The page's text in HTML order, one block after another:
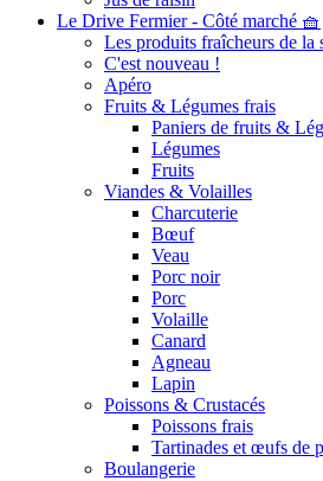
Le Drive Fermier - Côté marché 🧺
Les produits fraîcheurs de la
C'est nouveau !
Apéro
Fruits & Légumes frais
Paniers de fruits &
Légumes
Fruits
Viandes & Volailles
Charcuterie
Bœuf
Veau
Porc noir
Porc
Volaille
Canard
Agneau
Lapin
Poissons & Crustacés
Poissons frais
Tartinades et œufs de
Boulangerie